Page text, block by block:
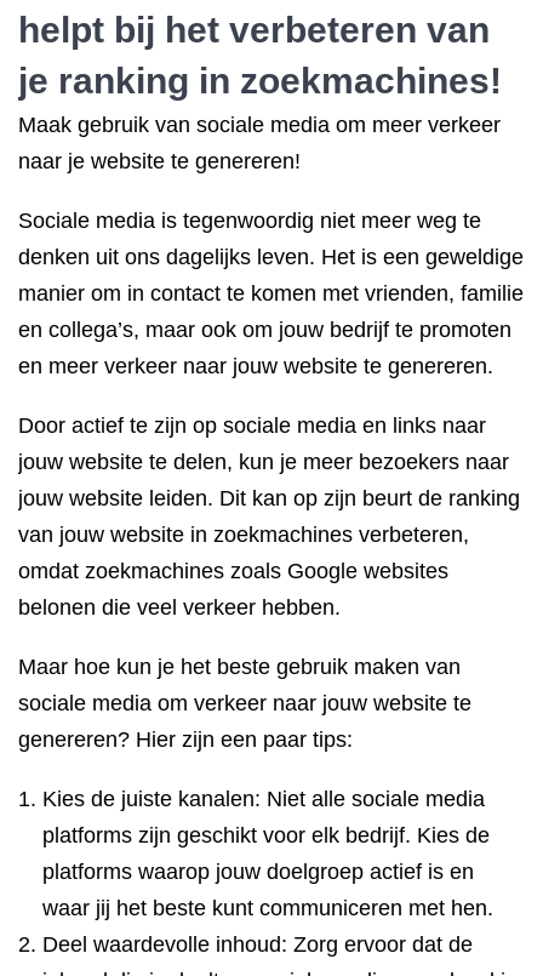
helpt bij het verbeteren van
je ranking in zoekmachines!
Maak gebruik van sociale media om meer verkeer
naar je website te genereren!
Sociale media is tegenwoordig niet meer weg te
denken uit ons dagelijks leven. Het is een geweldige
manier om in contact te komen met vrienden, familie
en collega’s, maar ook om jouw bedrijf te promoten
en meer verkeer naar jouw website te genereren.
Door actief te zijn op sociale media en links naar
jouw website te delen, kun je meer bezoekers naar
jouw website leiden. Dit kan op zijn beurt de ranking
van jouw website in zoekmachines verbeteren,
omdat zoekmachines zoals Google websites
belonen die veel verkeer hebben.
Maar hoe kun je het beste gebruik maken van
sociale media om verkeer naar jouw website te
genereren? Hier zijn een paar tips:
Kies de juiste kanalen: Niet alle sociale media
platforms zijn geschikt voor elk bedrijf. Kies de
platforms waarop jouw doelgroep actief is en
waar jij het beste kunt communiceren met hen.
Deel waardevolle inhoud: Zorg ervoor dat de